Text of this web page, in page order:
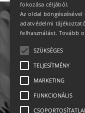
fokozása céljából.
Az oldal
adatvédelmi
felhasználást. Tovább
SZÜKSÉGES
TELJESÍTMÉNY
MARKETING
FUNKCIONÁLIS